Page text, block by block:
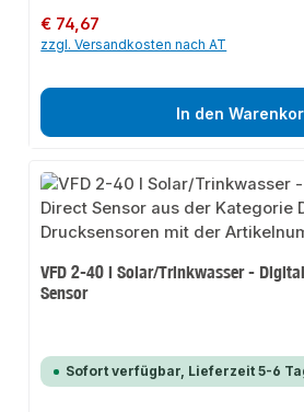
Regulärer Preis:
€ 74,67
zzgl. Versandkosten nach AT
In den
VFD 2-40 l Solar/Trinkwasser -
Sensor
Sofort verfügbar, Lieferzeit 5-6